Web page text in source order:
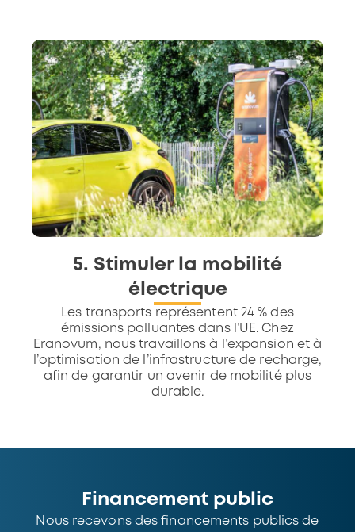
5. Stimuler la mobilité
électrique
Les transports représentent 24 % des
émissions polluantes dans l’UE. Chez
Eranovum, nous travaillons à l’expansion et à
l’optimisation de l’infrastructure de recharge,
afin de garantir un avenir de mobilité plus
durable.
Financement public
Nous recevons des financements publics de